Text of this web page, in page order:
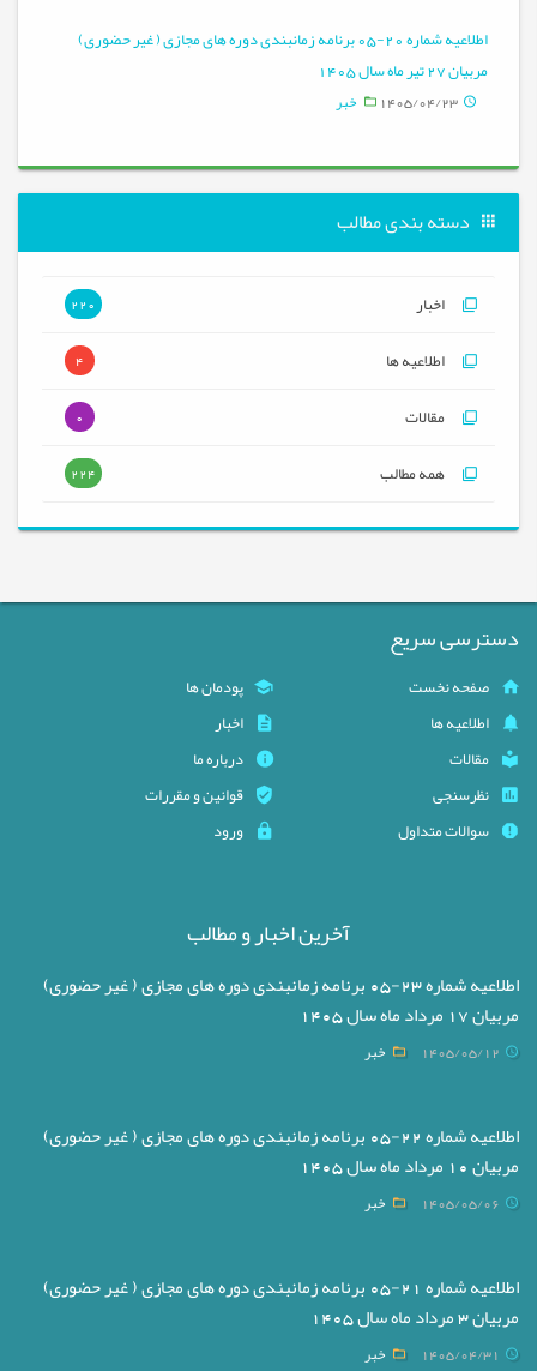
اطلاعیه شماره 20-05 برنامه زمانبندی دوره های مجازی ( غیر حضوری)
مربیان 27 تیر ماه سال 1405
1405/04/23 خبر
دسته بندی مطالب
اخبار 220
اطلاعیه ها 4
مقالات 0
همه مطالب 224
دسترسی سریع
صفحه نخست
پودمان ها
اطلاعیه ها
اخبار
مقالات
درباره ما
نظرسنجی
قوانین و مقررات
سوالات متداول
ورود
آخرین اخبار و مطالب
اطلاعیه شماره 23-05 برنامه زمانبندی دوره های مجازی ( غیر حضوری)
مربیان 17 مرداد ماه سال 1405
1405/05/12 خبر
اطلاعیه شماره 22-05 برنامه زمانبندی دوره های مجازی ( غیر حضوری)
مربیان 10 مرداد ماه سال 1405
1405/05/06 خبر
اطلاعیه شماره 21-05 برنامه زمانبندی دوره های مجازی ( غیر حضوری)
مربیان 3 مرداد ماه سال 1405
1405/04/31 خبر